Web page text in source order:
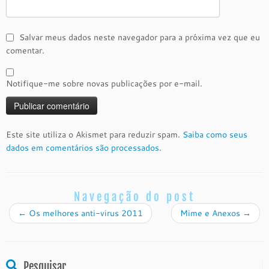
Salvar meus dados neste navegador para a próxima vez que eu
comentar.
Notifique-me sobre novas publicações por e-mail.
Este site utiliza o Akismet para reduzir spam. Saiba como seus
dados em comentários são processados.
Navegação do post
← Os melhores anti-virus 2011 Mime e Anexos →